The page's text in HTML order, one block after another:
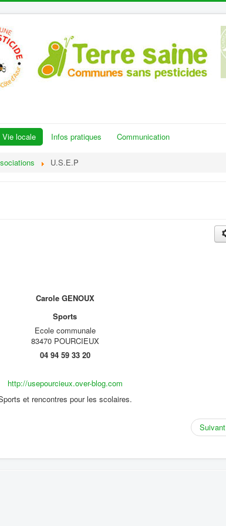
Vie locale Infos pratiques Communication
U.S.E.P
Carole GENOUX
Sports
Ecole communale
83470 POURCIEUX
04 94 59 33 20
http://usepourcieux.over-blog.com
et rencontres pour les scolaires.
Suivant